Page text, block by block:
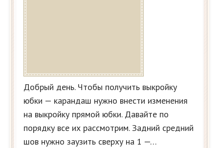
Добрый день. Чтобы получить выкройку
юбки — карандаш нужно внести изменения
на выкройку прямой юбки. Давайте по
порядку все их рассмотрим. Задний средний
шов нужно заузить сверху на 1 —…